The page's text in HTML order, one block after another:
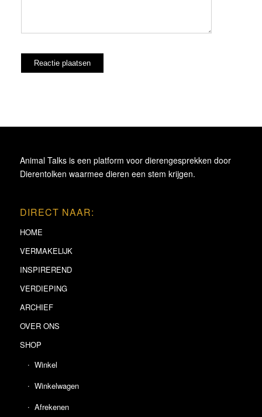
Animal Talks is een platform voor dierengesprekken door
Dierentolken waarmee dieren een stem krijgen.
DIRECT NAAR:
HOME
VERMAKELIJK
INSPIREREND
VERDIEPING
ARCHIEF
OVER ONS
SHOP
Winkel
Winkelwagen
Afrekenen